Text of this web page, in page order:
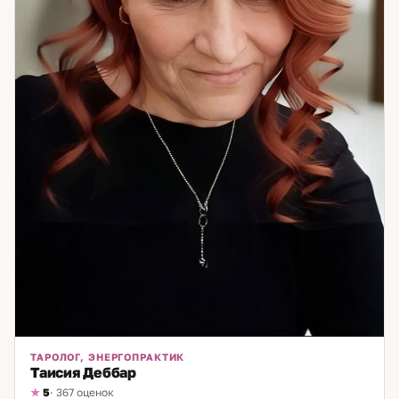
ТАРОЛОГ, ЭНЕРГОПРАКТИК
Таисия Деббар
5· 367 оценок